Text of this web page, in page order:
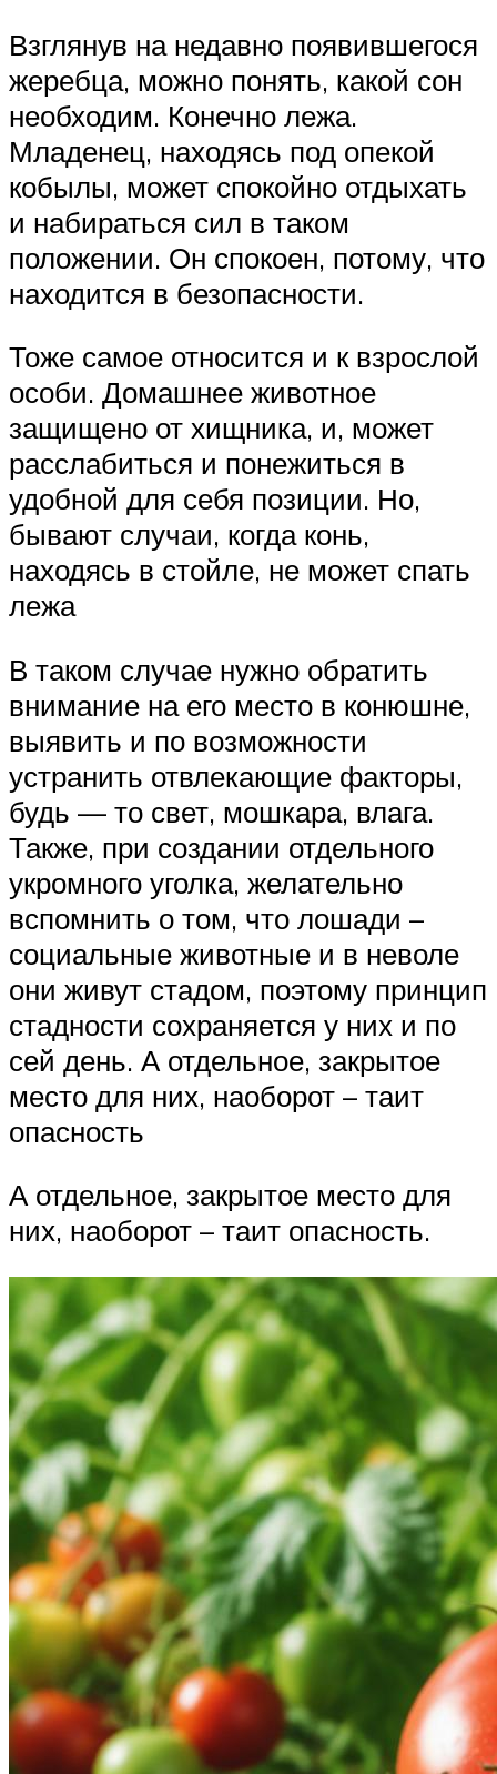
Взглянув на недавно появившегося
жеребца, можно понять, какой сон
необходим. Конечно лежа.
Младенец, находясь под опекой
кобылы, может спокойно отдыхать
и набираться сил в таком
положении. Он спокоен, потому, что
находится в безопасности.
Тоже самое относится и к взрослой
особи. Домашнее животное
защищено от хищника, и, может
расслабиться и понежиться в
удобной для себя позиции. Но,
бывают случаи, когда конь,
находясь в стойле, не может спать
лежа
В таком случае нужно обратить
внимание на его место в конюшне,
выявить и по возможности
устранить отвлекающие факторы,
будь — то свет, мошкара, влага.
Также, при создании отдельного
укромного уголка, желательно
вспомнить о том, что лошади –
социальные животные и в неволе
они живут стадом, поэтому принцип
стадности сохраняется у них и по
сей день. А отдельное, закрытое
место для них, наоборот – таит
опасность
А отдельное, закрытое место для
них, наоборот – таит опасность.